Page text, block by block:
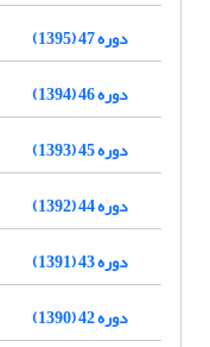
دوره 47 (1395)
دوره 46 (1394)
دوره 45 (1393)
دوره 44 (1392)
دوره 43 (1391)
دوره 42 (1390)